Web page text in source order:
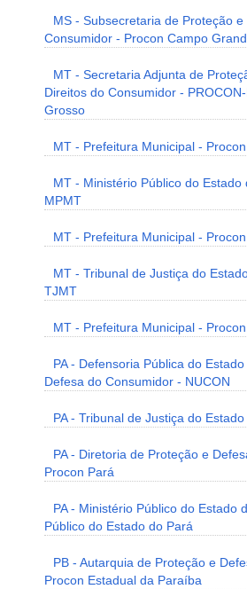
MS - Subsecretaria de Proteção
Consumidor - Procon Campo
MT - Secretaria Adjunta de
Direitos do Consumidor -
Grosso
MT - Prefeitura Municipal -
MT - Ministério Público do Estado
MPMT
MT - Prefeitura Municipal -
MT - Tribunal de Justiça do
TJMT
MT - Prefeitura Municipal -
PA - Defensoria Pública do
Defesa do Consumidor - NUCON
PA - Tribunal de Justiça do
PA - Diretoria de Proteção e
Procon Pará
PA - Ministério Público do Estado
Público do Estado do Pará
PB - Autarquia de Proteção e
Procon Estadual da Paraíba